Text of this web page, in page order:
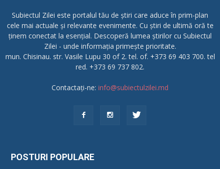
Subiectul Zilei este portalul tău de știri care aduce în prim-plan
cele mai actuale și relevante evenimente. Cu știri de ultimă oră te
ținem conectat la esențial. Descoperă lumea știrilor cu Subiectul
Zilei - unde informația primește prioritate.
mun. Chisinau. str. Vasile Lupu 30 of 2. tel. of. +373 69 403 700. tel
red. +373 69 737 802.
Contactați-ne: info@subiectulzilei.md
POSTURI POPULARE